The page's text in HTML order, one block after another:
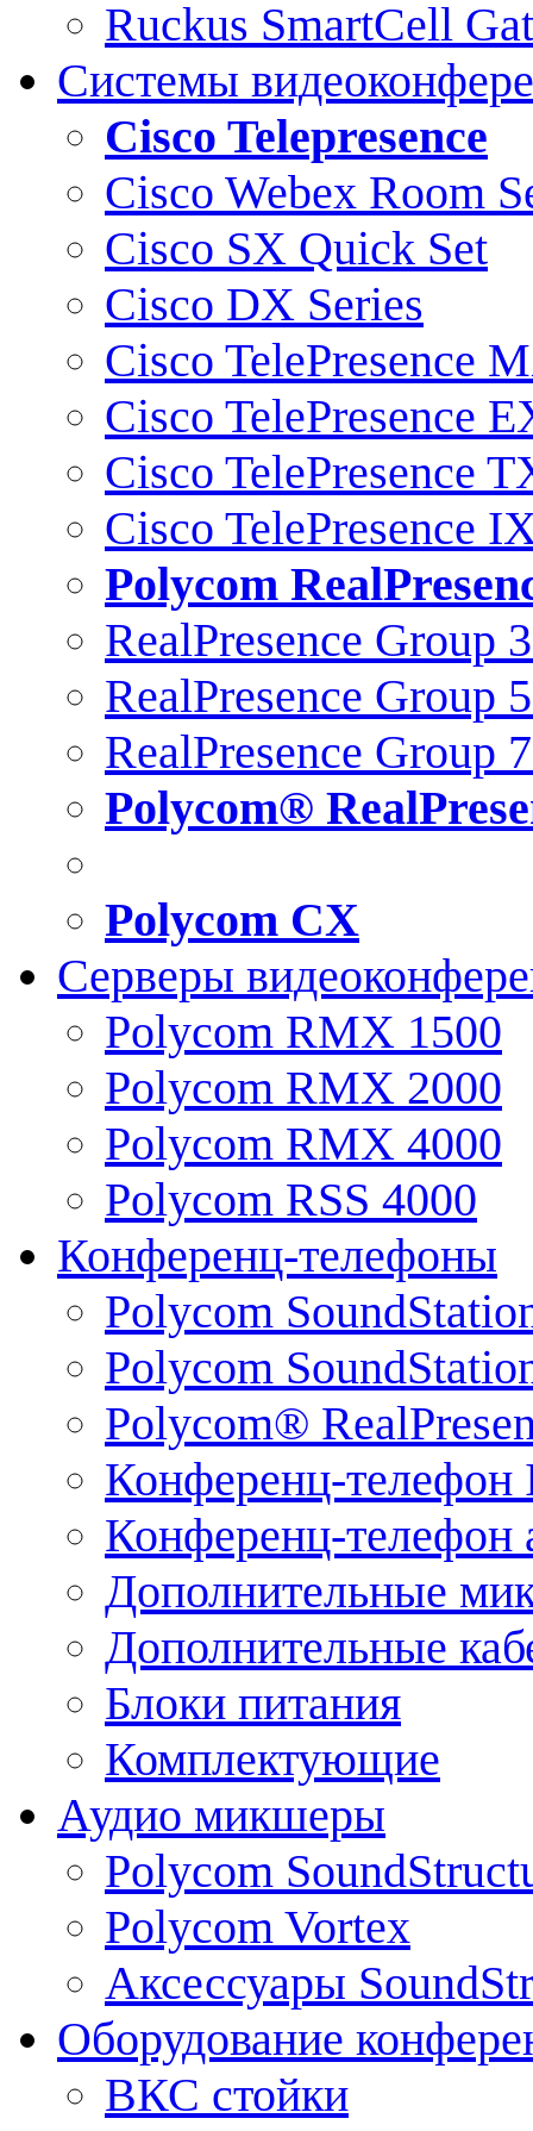
Ruckus SmartCell
Системы
Cisco Telepresence
Cisco Webex Room
Cisco SX Quick Set
Cisco DX Series
Cisco TelePresence
Cisco TelePresence
Cisco TelePresence
Cisco TelePresence
Polycom
RealPresence Group
RealPresence Group
RealPresence Group
Polycom®
Polycom CX
Серверы
Polycom RMX 1500
Polycom RMX 2000
Polycom RMX 4000
Polycom RSS 4000
Конференц-телефоны
Polycom
Polycom
Polycom®
Конференц-телефон
Конференц-телефон
Дополнительные
Дополнительные
Блоки питания
Комплектующие
Аудио микшеры
Polycom
Polycom Vortex
Аксессуары
Оборудование
ВКС стойки